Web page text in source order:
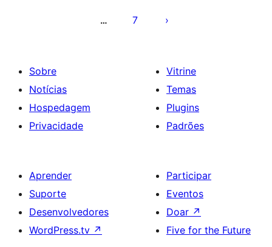
… 7
Sobre
Notícias
Hospedagem
Privacidade
Vitrine
Temas
Plugins
Padrões
Aprender
Suporte
Desenvolvedores
WordPress.tv ↗
Participar
Eventos
Doar ↗
Five for the Future